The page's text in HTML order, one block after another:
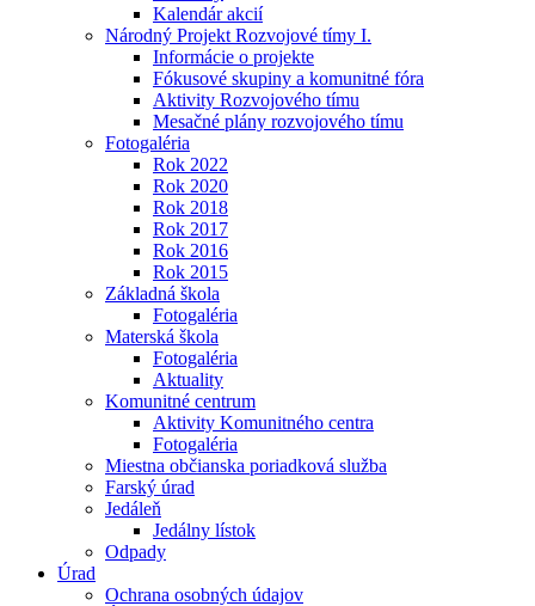
Kalendár akcií
Národný Projekt Rozvojové tímy I.
Informácie o projekte
Fókusové skupiny a komunitné fóra
Aktivity Rozvojového tímu
Mesačné plány rozvojového tímu
Fotogaléria
Rok 2022
Rok 2020
Rok 2018
Rok 2017
Rok 2016
Rok 2015
Základná škola
Fotogaléria
Materská škola
Fotogaléria
Aktuality
Komunitné centrum
Aktivity Komunitného centra
Fotogaléria
Miestna občianska poriadková služba
Farský úrad
Jedáleň
Jedálny lístok
Odpady
Úrad
Ochrana osobných údajov